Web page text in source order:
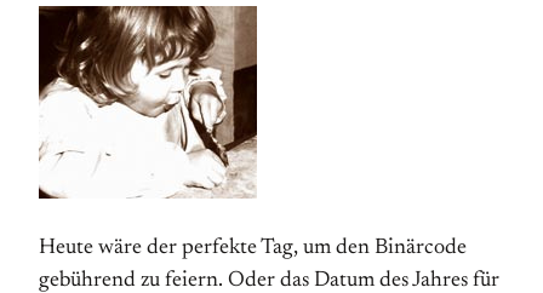
Heute wäre der perfekte Tag, um den Binärcode
gebührend zu feiern. Oder das Datum des Jahres für